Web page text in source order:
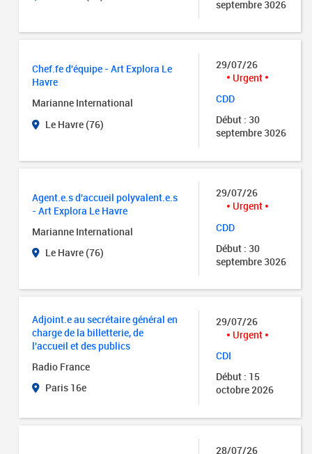
septembre 3026
Chef.fe d'équipe - Art Explora Le
Havre
Marianne International
Le Havre (76)
29/07/26
Urgent
CDD
Début : 30
septembre 3026
Agent.e.s d'accueil polyvalent.e.s
- Art Explora Le Havre
Marianne International
Le Havre (76)
29/07/26
Urgent
CDD
Début : 30
septembre 3026
Adjoint.e au secrétaire général en
charge de la billetterie, de
l'accueil et des publics
Radio France
Paris 16e
29/07/26
Urgent
CDI
Début : 15
octobre 2026
28/07/26